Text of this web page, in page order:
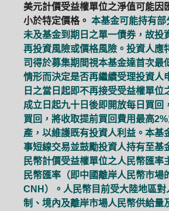
美元計價受益權單位之淨值可能因
小於特定價格。 本基金可能持有
未及基金到期日之單一債券，故投
再投資風險或價格風險。投資人應
司得於募集期間視本基金達首次最
情形而決定是否再繼續受理投資人
日之當日起即不再接受受益權單位
成立日起九十日後即開放每日買回
買回，將收取提前買回費用最高
產，以維護既有投資人利益。本基
事短線交易並鼓勵投資人持有至基
民幣計價受益權單位之人民幣匯率
民幣匯率（即中國離岸人民幣市場
CNH）。人民幣目前受大陸地區對
制、境內及離岸市場人民幣供給量